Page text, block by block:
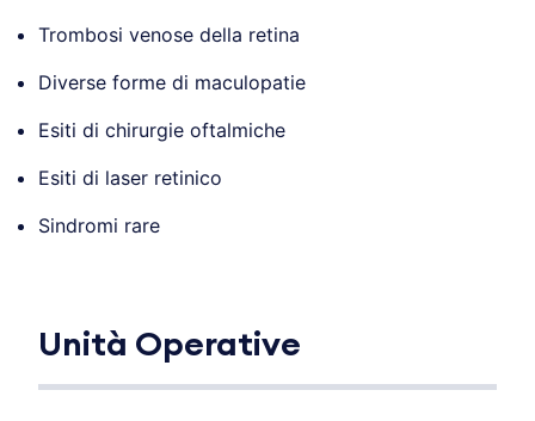
Trombosi venose della retina
Diverse forme di maculopatie
Esiti di chirurgie oftalmiche
Esiti di laser retinico
Sindromi rare
Unità Operative